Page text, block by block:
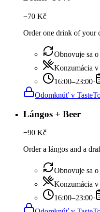
−70 Kč
Order one drink of your
Obnovuje sa
Konzumácia
16:00–23:00·
Odomknúť v
Lángos + Beer
−90 Kč
Order a lángos and a
Obnovuje sa
Konzumácia
16:00–23:00·